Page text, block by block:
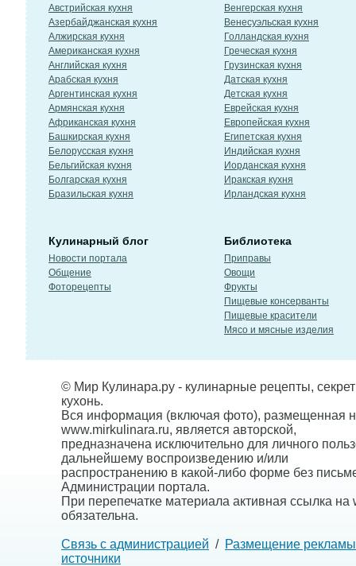
Австрийская кухня
Азербайджанская кухня
Алжирская кухня
Американская кухня
Английская кухня
Арабская кухня
Аргентинская кухня
Армянская кухня
Африканская кухня
Башкирская кухня
Белорусская кухня
Бельгийская кухня
Болгарская кухня
Бразильская кухня
Венгерская кухня
Венесуэльская кухня
Голландская кухня
Греческая кухня
Грузинская кухня
Датская кухня
Детская кухня
Еврейская кухня
Европейская кухня
Египетская кухня
Индийская кухня
Иорданская кухня
Иракская кухня
Ирландская кухня
Кулинарный блог
Новости портала
Общение
Фоторецепты
Библиотека
Приправы
Овощи
Фрукты
Пищевые консерванты
Пищевые красители
Мясо и мясные изделия
© Мир Кулинара.ру - кулинарные рецепты,
кухонь.
Вся информация (включая фото), размещенная
www.mirkulinara.ru, является авторской,
предназначена исключительно для личного
дальнейшему воспроизведению и/или
распространению в какой-либо форме без
Администрации портала.
При перепечатке материала активная ссылка на
обязательна.
Связь с администрацией / Размещение рекламы
источники